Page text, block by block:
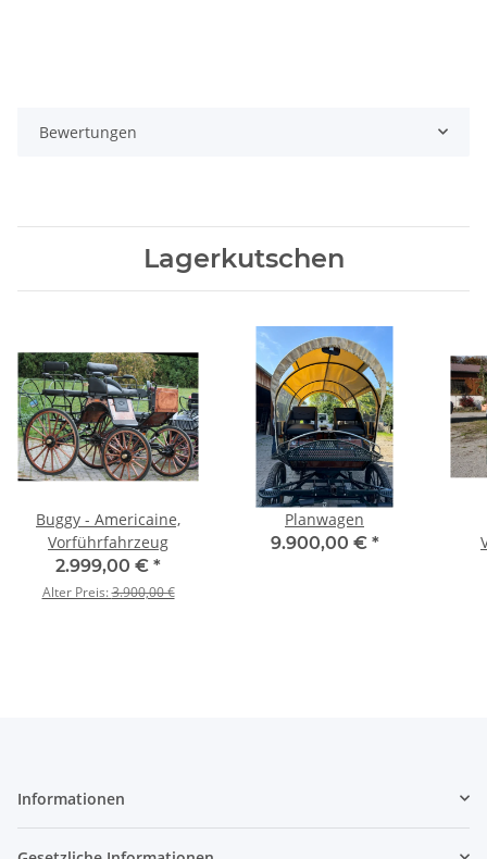
Bewertungen
Lagerkutschen
Buggy - Americaine,
Vorführfahrzeug
2.999,00 € *
Alter Preis:3.900,00 €
Planwagen
9.900,00 € *
Informationen